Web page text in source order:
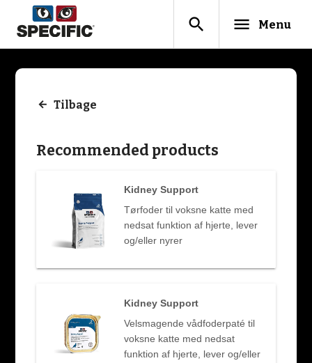
search menu Menu
Tilbage
Recommended products
Kidney Support
Tørfoder til voksne katte med
nedsat funktion af hjerte, lever
og/eller nyrer
Kidney Support
Velsmagende vådfoderpaté til
voksne katte med nedsat
funktion af hjerte, lever og/eller